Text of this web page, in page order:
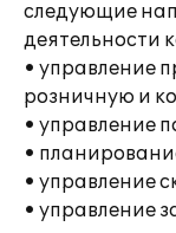
следующие
деятельности
• управление
розничную и
• управление
•
• управление
• управление